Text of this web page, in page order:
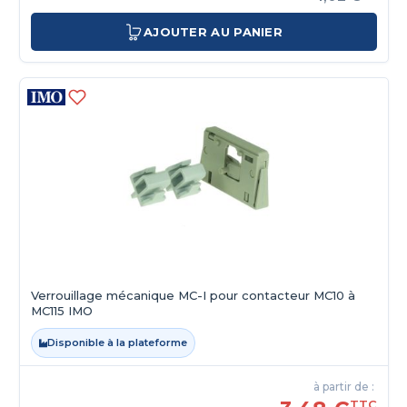
AJOUTER AU PANIER
Verrouillage mécanique MC-I pour contacteur MC10 à
MC115 IMO
Disponible à la plateforme
à partir de :